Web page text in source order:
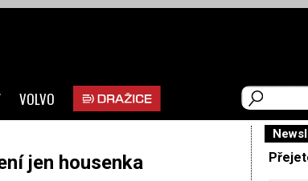
jen housenka
VOLVO